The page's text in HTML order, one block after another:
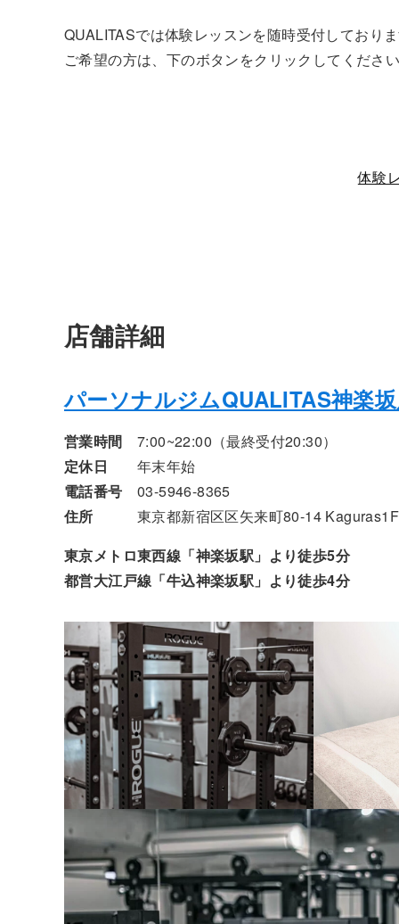
QUALITASでは体験レッスンを随時受付しておりま
ご希望の方は、下のボタンをクリックしてください
体験
店舗詳細
パーソナルジムQUALITAS神楽
営業時間 7:00~22:00（最終受付20:30）
定休日
年末年始
電話番号 03-5946-8365
住所 東京都新宿区区矢来町80-14 Kaguras1F
東京メトロ東西線「神楽坂駅」より徒歩5分
都営大江戸線「牛込神楽坂駅」より徒歩4分